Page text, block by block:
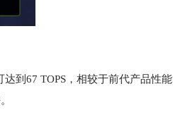
到67 TOPS，相较于前代产品性能